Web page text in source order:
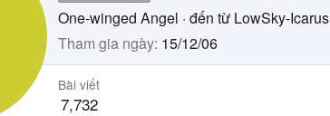
One-winged Angel · đến từ LowSky-Icarus
Tham gia ngày 15/12/06
Bài viết
7,732